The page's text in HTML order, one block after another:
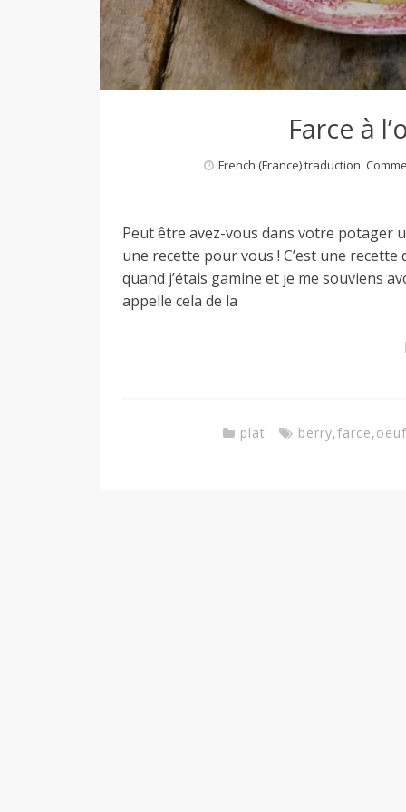
M
i
n
Farce à
French (France) traduction:
Peut être avez-vous dans votre potager
une recette pour vous ! C’est une
quand j’étais gamine et je me souviens
appelle cela de la
plat berry,farce,oeuf